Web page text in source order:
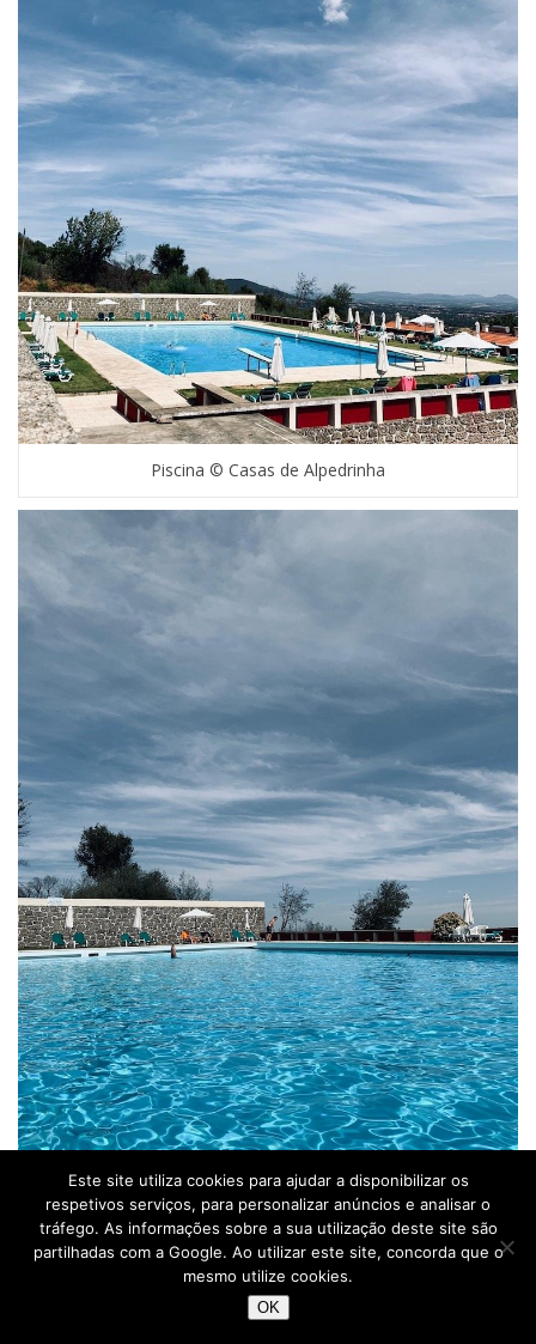
Piscina © Casas de Alpedrinha
Piscina © Casas de Alpedrinha
INFORMAÇÕES
Este site utiliza cookies para ajudar a disponibilizar os
respetivos serviços, para personalizar anúncios e analisar o
tráfego. As informações sobre a sua utilização deste site são
partilhadas com a Google. Ao utilizar este site, concorda que o
mesmo utilize cookies.
OK